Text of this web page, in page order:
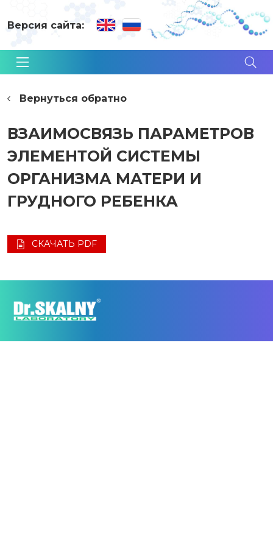
Версия сайта:
Вернуться обратно
ВЗАИМОСВЯЗЬ ПАРАМЕТРОВ
ЭЛЕМЕНТОЙ СИСТЕМЫ
ОРГАНИЗМА МАТЕРИ И
ГРУДНОГО РЕБЕНКА
СКАЧАТЬ PDF